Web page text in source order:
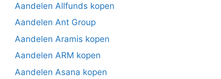
Aandelen Allfunds kopen
Aandelen Ant Group
Aandelen Aramis kopen
Aandelen ARM kopen
Aandelen Asana kopen